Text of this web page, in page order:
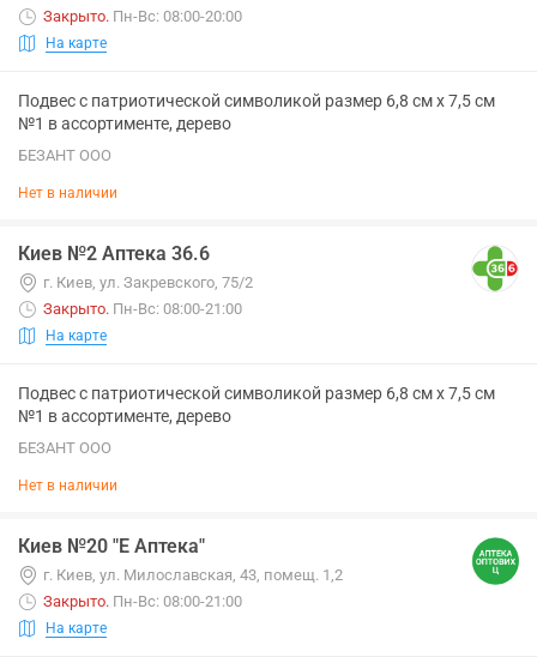
Закрыто. Пн-Вс: 08:00-20:00
На карте
Подвес с патриотической символикой размер 6,8 см х 7,5 см
№1 в ассортименте, дерево
БЕЗАНТ ООО
Нет в наличии
Киев №2 Аптека 36.6
г. Киев, ул. Закревского, 75/2
Закрыто. Пн-Вс: 08:00-21:00
На карте
Подвес с патриотической символикой размер 6,8 см х 7,5 см
№1 в ассортименте, дерево
БЕЗАНТ ООО
Нет в наличии
Киев №20 "Е Аптека"
г. Киев, ул. Милославская, 43, помещ. 1,2
Закрыто. Пн-Вс: 08:00-21:00
На карте